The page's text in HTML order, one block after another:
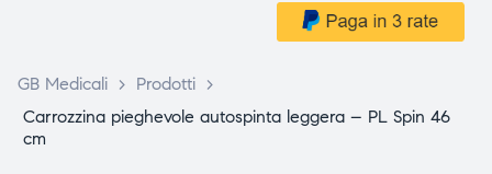
GB Medicali > Prodotti
>
Carrozzina pieghevole autospinta leggera – PL Spin 46
cm